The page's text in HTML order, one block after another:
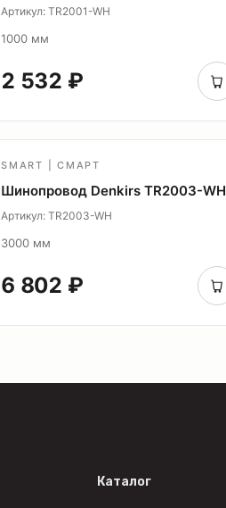
Артикул: TR2001-WH
1000 мм
2 532 ₽
SMART | СМАРТ
Шинопровод Denkirs TR2003-WH
Артикул: TR2003-WH
3000 мм
6 802 ₽
Каталог